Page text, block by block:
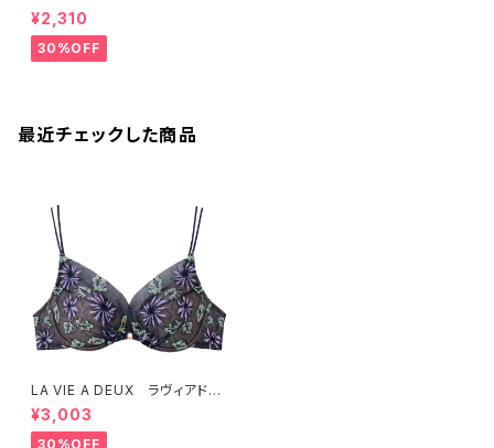
ット ソフトブラ（ラベンダー）22
463 SALE 送料無料
¥2,310
30%OFF
最近チェックした商品
LA VIE A DEUX ラヴィアド
ゥ 切替チュールレース ブラ
ジャー（ダークネイビー） 2248
6
¥3,003
30%OFF